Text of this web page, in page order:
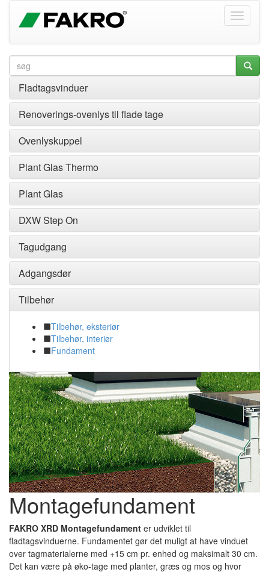
Fladtagsvinduer
Renoverings-ovenlys til flade tage
Ovenlyskuppel
Plant Glas Thermo
Plant Glas
DXW Step On
Tagudgang
Adgangsdør
Tilbehør
Tilbehør, eksteriør
Tilbehør, interiør
Fundament
Montagefundament
FAKRO XRD Montagefundament er udviklet til
fladtagsvinduerne. Fundamentet gør det muligt at have vinduet
over tagmaterialerne med +15 cm pr. enhed og maksimalt 30 cm.
Det kan være på øko-tage med planter, græs og mos og hvor